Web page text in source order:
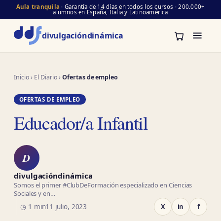
Aula tranquila · Garantía de 14 días en todos los cursos · 200.000+
alumnos en España, Italia y Latinoamérica
divulgacióndinámica
Inicio› El Diario›Ofertas de empleo
OFERTAS DE EMPLEO
Educador/a Infantil
D
divulgacióndinámica
Somos el primer #ClubDeFormación especializado en Ciencias
Sociales y en…
◷ 1 min11 julio, 2023 X in f